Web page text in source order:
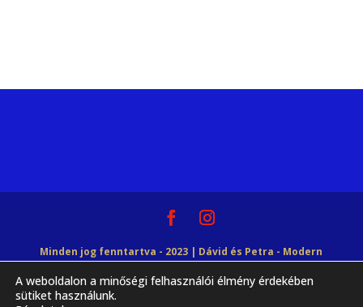
Minden jog fenntartva - 2023 | Dávid és Petra - Modern
Tudásbázis | Győrffy Dávid EV |Adatvédelmi
A weboldalon a minőségi felhasználói élmény érdekében
sütiket használunk.